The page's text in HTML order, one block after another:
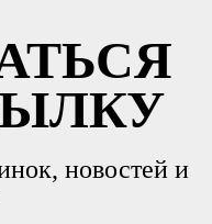
новостей и